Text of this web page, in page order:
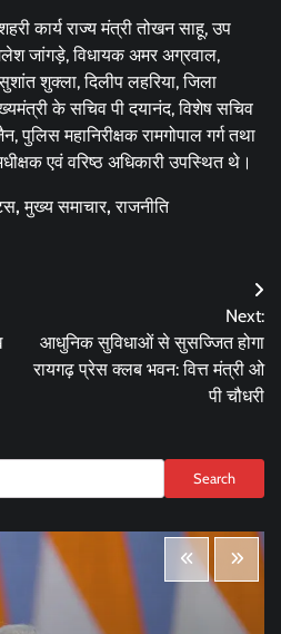
कार्य राज्य मंत्री तोखन साहू, उप
जांगड़े, विधायक अमर अग्रवाल,
शुक्ला, दिलीप लहरिया, जिला
के सचिव पी दयानंद, विशेष सचिव
महानिरीक्षक रामगोपाल गर्ग तथा
एवं वरिष्ठ अधिकारी उपस्थित थे।
,मुख्य समाचार,राजनीति
Next:
आधुनिक सुविधाओं से सुसज्जित होगा
रायगढ़ प्रेस क्लब भवन: वित्त मंत्री ओ
पी चौधरी
Search